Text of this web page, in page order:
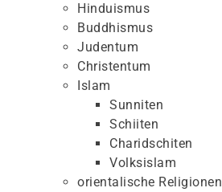
Hinduismus
Buddhismus
Judentum
Christentum
Islam
Sunniten
Schiiten
Charidschiten
Volksislam
orientalische Religionen